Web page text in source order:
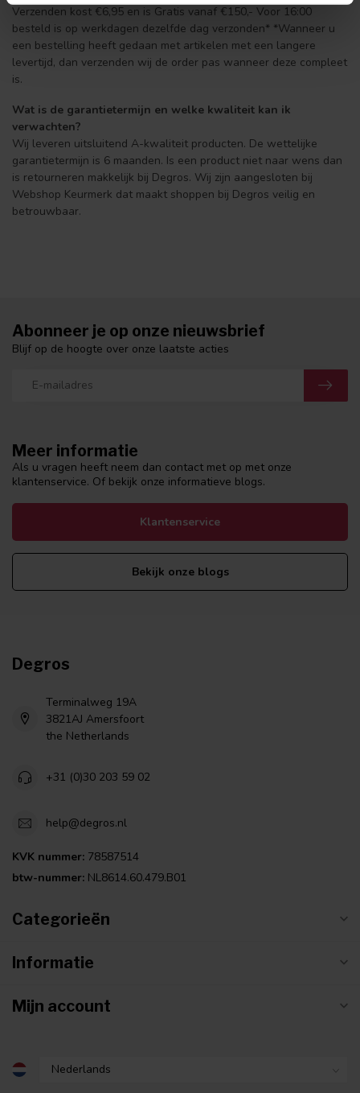
Verzenden kost €6,95 en is Gratis vanaf €150,- Voor 16:00
besteld is op werkdagen dezelfde dag verzonden* *Wanneer u
een bestelling heeft gedaan met artikelen met een langere
levertijd, dan verzenden wij de order pas wanneer deze compleet
is.
Wat is de garantietermijn en welke kwaliteit kan ik
verwachten?
Wij leveren uitsluitend A-kwaliteit producten. De wettelijke
garantietermijn is 6 maanden. Is een product niet naar wens dan
is retourneren makkelijk bij Degros. Wij zijn aangesloten bij
Webshop Keurmerk dat maakt shoppen bij Degros veilig en
betrouwbaar.
Meer informatie
Als u vragen heeft neem dan contact met op met onze
klantenservice. Of bekijk onze informatieve blogs.
Klantenservice
Bekijk onze blogs
Abonneer je op onze nieuwsbrief
Blijf op de hoogte over onze laatste acties
Degros
Terminalweg 19A
3821AJ Amersfoort
the Netherlands
+31 (0)30 203 59 02
help@degros.nl
KVK nummer: 78587514
btw-nummer: NL8614.60.479.B01
Categorieën
Informatie
Mijn account